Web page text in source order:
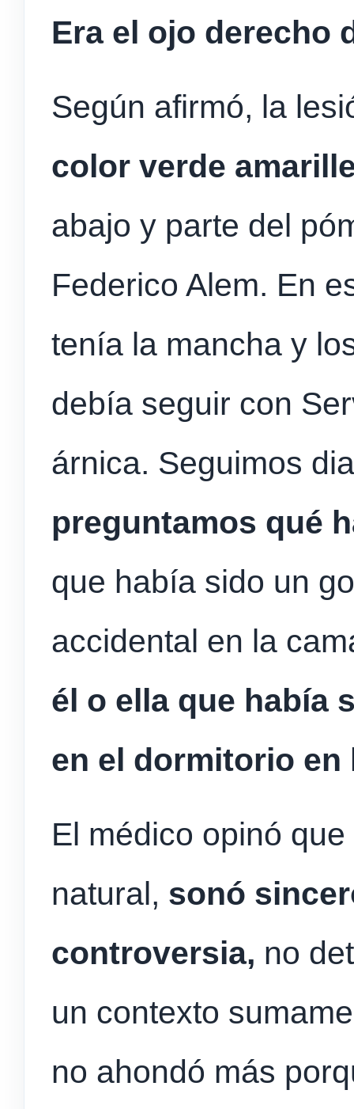
Era el ojo derecho
Según afirmó, la
color verde
abajo y parte del
Federico Alem. En
tenía la mancha y
debía seguir con
árnica. Seguimos
preguntamos qué
que había sido un
accidental en la
él o ella que había
en el dormitorio en
El médico opinó que
natural, sonó
controversia, no
un contexto
no ahondó más